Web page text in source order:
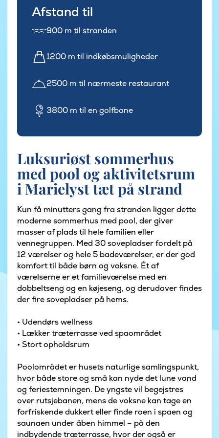
Afstand til
900 m til stranden
1200 m til indkøbsmuligheder
2500 m til nærmeste restaurant
3800 m til en golfbane
Luksuriøst sommerhus
med pool og aktivitetsrum
i Marielyst tæt på strand
Kun få minutters gang fra stranden ligger dette
moderne sommerhus med pool, der giver
masser af plads til hele familien eller
vennegruppen. Med 30 sovepladser fordelt på
12 værelser og hele 5 badeværelser, er der god
komfort til både børn og voksne. Ét af
værelserne er et familieværelse med en
dobbeltseng og en køjeseng, og derudover findes
der fire sovepladser på hems.
• Udendørs wellness
• Lækker træterrasse ved spaområdet
• Stort opholdsrum
Poolområdet er husets naturlige samlingspunkt,
hvor både store og små kan nyde det lune vand
og feriestemningen. De yngste vil begejstres
over rutsjebanen, mens de voksne kan tage en
forfriskende dukkert eller finde roen i spaen og
saunaen under åben himmel – på den
indbydende træterrasse, hvor der også er